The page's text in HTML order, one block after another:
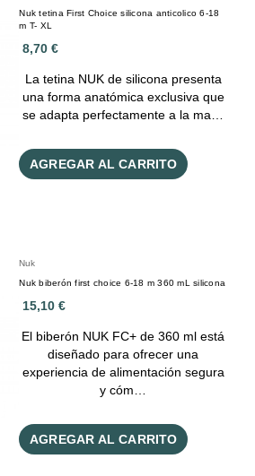
Nuk tetina First Choice silicona anticolico 6-18
m T- XL
8,70 €
La tetina NUK de silicona presenta
una forma anatómica exclusiva que
se adapta perfectamente a la ma…
AGREGAR AL CARRITO
Nuk
Nuk biberón first choice 6-18 m 360 mL silicona
15,10 €
El biberón NUK FC+ de 360 ml está
diseñado para ofrecer una
experiencia de alimentación segura
y cóm…
AGREGAR AL CARRITO